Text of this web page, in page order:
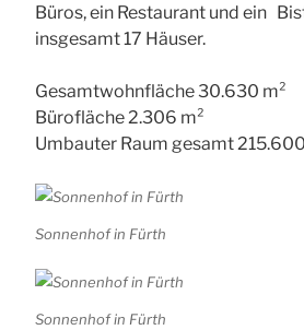
Büros, ein Restaurant und ein
insgesamt 17 Häuser.
Gesamtwohnfläche 30.630 m²
Bürofläche 2.306 m²
Umbauter Raum gesamt
Sonnenhof in Fürth
Sonnenhof in Fürth